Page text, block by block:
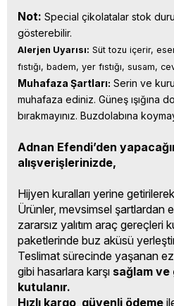
Not: Special çikolatalar stok
gösterebilir.
Alerjen Uyarısı: Süt tozu içerir,
fıstığı, badem, yer fıstığı, susam,
Muhafaza Şartları: Serin ve
muhafaza ediniz. Güneş ışığına
bırakmayınız. Buzdolabına
Adnan Efendi’den
alışverişlerinizde,
Hijyen kuralları yerine
Ürünler, mevsimsel şartlardan
zararsız yalıtım araç gereçleri
paketlerinde buz aküsü
Teslimat sürecinde yaşanan
gibi hasarlara karşı sağlam ve
kutulanır.
Hızlı kargo, güvenli ödeme